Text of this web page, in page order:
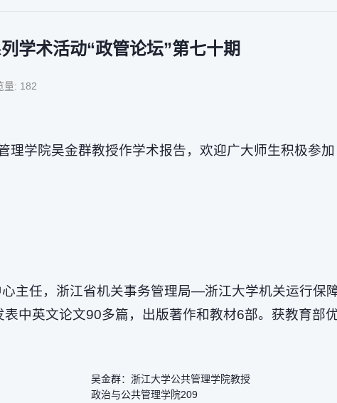
学术活动“政管论坛”第七十期
量: 182
理学院吴金群教授作学术报告，欢迎广大师生积极参
主任，浙江省机关事务管理局—浙江大学机关运行保
中英文论文90多篇，出版著作和教材6部。获教育部
吴金群：浙江大学公共管理学院教授
政治与公共管理学院209